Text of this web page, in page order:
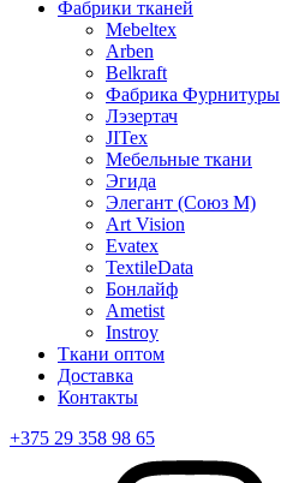
Фабрики тканей
Mebeltex
Arben
Belkraft
Фабрика Фурнитуры
Лэзертач
JITex
Мебельные ткани
Эгида
Элегант (Союз М)
Art Vision
Evatex
TextileData
Бонлайф
Ametist
Instroy
Ткани оптом
Доставка
Контакты
+375 29 358 98 65